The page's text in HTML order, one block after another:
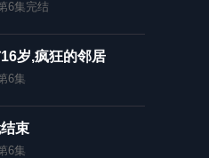
6集完结
岁,疯狂的邻居
6集
束
6集